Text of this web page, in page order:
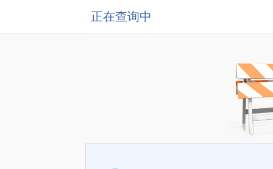
正在查询中